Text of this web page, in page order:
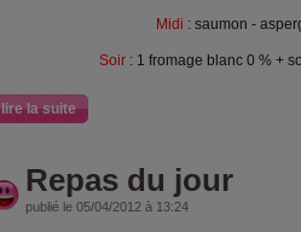
Midi : saumon -
Soir : 1 fromage blanc 0 % +
lire la suite
Repas du jour
publié le 05/04/2012 à 13:24